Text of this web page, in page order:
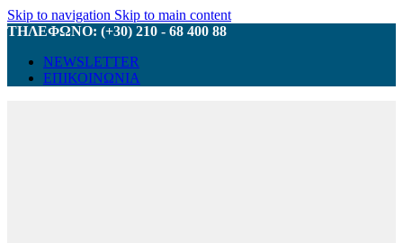
Skip to navigation Skip to main content
ΤΗΛΕΦΩΝΟ: (+30) 210 - 68 400 88
NEWSLETTER
ΕΠΙΚΟΙΝΩΝΙΑ